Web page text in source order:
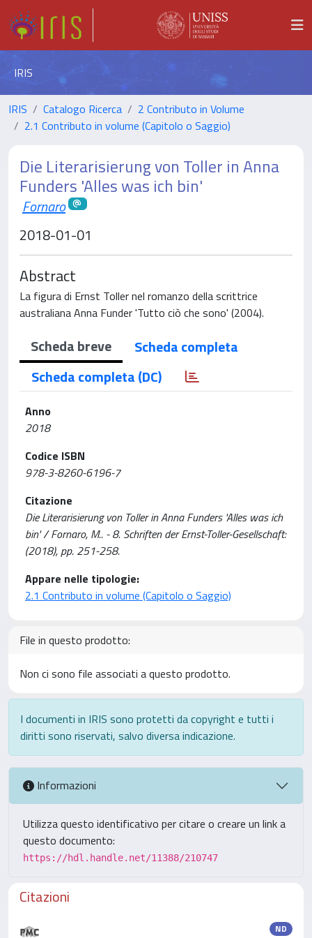
IRIS
IRIS Catalogo Ricerca
2 Contributo in Volume
2.1 Contributo in volume (Capitolo o Saggio)
Die Literarisierung von Toller in Anna
Funders 'Alles was ich bin'
Fornaro
2018-01-01
Abstract
La figura di Ernst Toller nel romanzo della scrittrice
australiana Anna Funder 'Tutto ciò che sono' (2004).
Scheda breve
Scheda completa
Scheda completa (DC)
Anno
2018
Codice ISBN
978-3-8260-6196-7
Citazione
Die Literarisierung von Toller in Anna Funders 'Alles was ich
bin' / Fornaro, M.. - 8. Schriften der Ernst-Toller-Gesellschaft:
(2018), pp. 251-258.
Appare nelle tipologie:
2.1 Contributo in volume (Capitolo o Saggio)
File in questo prodotto:
Non ci sono file associati a questo prodotto.
I documenti in IRIS sono protetti da copyright e tutti i
diritti sono riservati, salvo diversa indicazione.
Informazioni
Utilizza questo identificativo per citare o creare un link a
questo documento:
https://hdl.handle.net/11388/210747
Citazioni
ND